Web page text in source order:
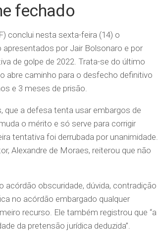
fechado
conclui nesta sexta-feira (14) o
por Jair Bolsonaro e por
de golpe de 2022. Trata-se do último
abre caminho para o desfecho definitivo
e 3 meses de prisão.
que a defesa tenta usar embargos de
o mérito e só serve para corrigir
tentativa foi derrubada por unanimidade.
Alexandre de Moraes, reiterou que não
acórdão obscuridade, dúvida, contradição
no acórdão embargado qualquer
recurso. Ele também registrou que “a
da pretensão jurídica deduzida”.